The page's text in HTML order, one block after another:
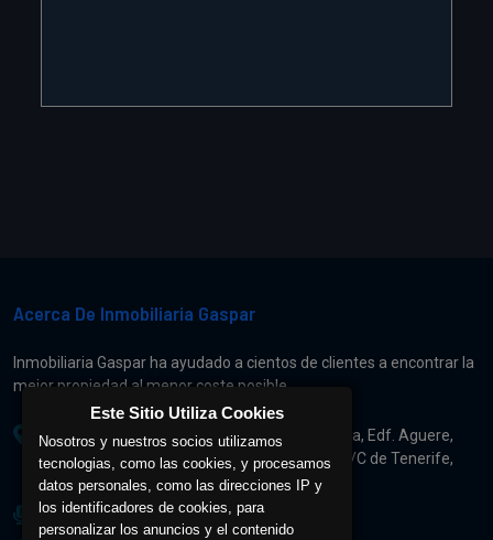
Acerca De Inmobiliaria Gaspar
Inmobiliaria Gaspar ha ayudado a cientos de clientes a encontrar la
mejor propiedad al menor coste posible.
Calle Herradores Nº 45, Local 1 Bajo Izquierda, Edf. Aguere,
Tunel Cine Aguere. C.P. 38.201, La Laguna. S/C de Tenerife,
España.
+34 922 257 214
Este Sitio Utiliza Cookies
Nosotros y nuestros socios utilizamos
tecnologias, como las cookies, y procesamos
datos personales, como las direcciones IP y
los identificadores de cookies, para
personalizar los anuncios y el contenido